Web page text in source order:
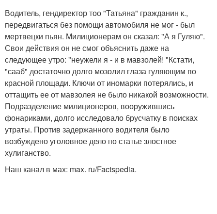
Водитель, гендиректор тоо "Татьяна" гражданин к.,
передвигаться без помощи автомобиля не мог - был
мертвецки пьян. Милиционерам он сказал: "А я Гуляю".
Свои действия он не смог объяснить даже на
следующее утро: "неужели я - и в мавзолей! "Кстати,
"сааб" достаточно долго мозолил глаза гуляющим по
красной площади. Ключи от иномарки потерялись, и
оттащить ее от мавзолея не было никакой возможности.
Подразделение милиционеров, вооружившись
фонариками, долго исследовало брусчатку в поисках
утраты. Против задержанного водителя было
возбуждено уголовное дело по статье злостное
хулиганство.
Наш канал в мах: max. ru/Factspedia.